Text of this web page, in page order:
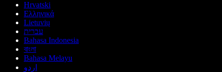
Hrvatski
Ελληνικά
Lietuvių
עברית
Bahasa Indonesia
বাংলা
Bahasa Melayu
اردو